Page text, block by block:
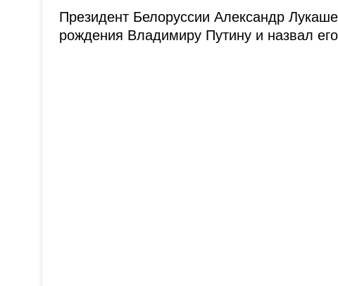
Президент Белоруссии Александр
рождения Владимиру Путину и назвал